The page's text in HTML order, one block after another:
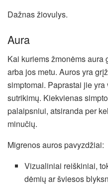
Dažnas žiovulys.
Aura
Kai kuriems žmonėms
arba jos metu. Auros yra
simptomai. Paprastai jie
sutrikimų. Kiekvienas
palaipsniui, atsiranda per
minučių.
Migrenos auros pavyzdžiai:
Vizualiniai reiškiniai,
dėmių ar šviesos